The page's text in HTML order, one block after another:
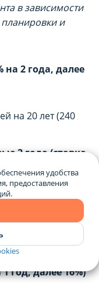
в зависимости
и
на 2 года, далее
на 20 лет (240
2 года (ставка
20-й год
360 135 рублей
135 рублей)
год, далее 16%)
удобства
предоставления